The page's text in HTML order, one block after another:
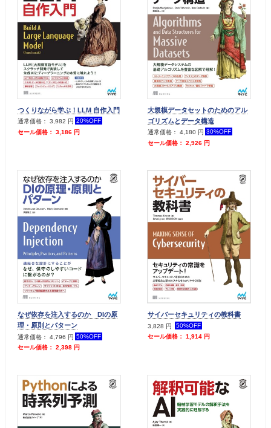
つくりながら学ぶ！LLM 自作入門
通常価格： 3,982 円 20%OFF
セール価格： 3,186 円
大規模データセットのためのアル
ゴリズムとデータ構造
通常価格： 4,180 円 30%OFF
セール価格： 2,926 円
なぜ依存を注入するのか DIの原
理・原則とパターン
通常価格： 4,796 円 50%OFF
セール価格： 2,398 円
サイバーセキュリティの教科書
3,828 円
50%OFF
セール価格： 1,914 円